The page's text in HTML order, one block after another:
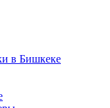
в Бишкеке